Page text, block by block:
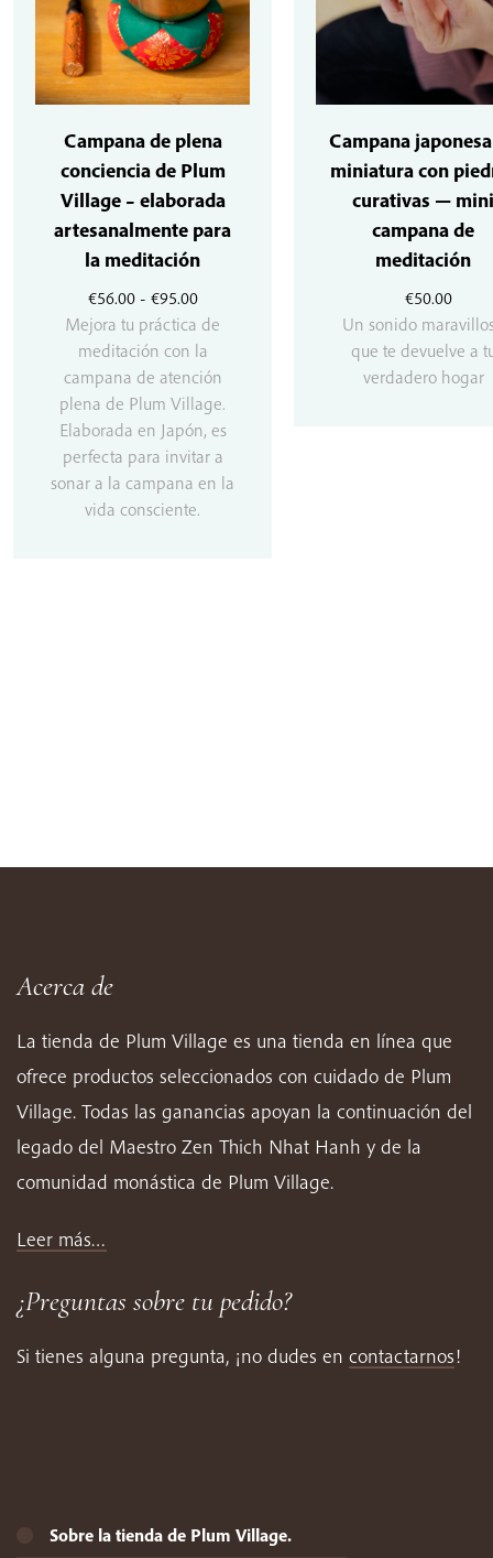
€56.00 - €95.00Rango
de
precios:
desde
€56.00
hasta
€95.00
Campana de plena
conciencia de Plum
Village – elaborada
artesanalmente para
la meditación
Mejora tu práctica de
meditación con la
campana de atención
plena de Plum Village.
Elaborada en Japón, es
perfecta para invitar a
sonar a la campana en la
vida consciente.
€50.00
Campana
miniatura con
curativas — mini
campana de
meditación
Un sonido
que te devuelve a
verdadero hogar
Acerca de
La tienda de Plum Village es una tienda en línea que
ofrece productos seleccionados con cuidado de Plum
Village. Todas las ganancias apoyan la continuación del
legado del Maestro Zen Thich Nhat Hanh y de la
comunidad monástica de Plum Village.
Leer más…
¿Preguntas sobre tu pedido?
Si tienes alguna pregunta, ¡no dudes en contactarnos!
Sobre la tienda de Plum Village.